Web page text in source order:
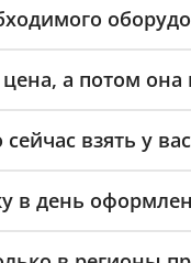
а потом она
взять у
в день